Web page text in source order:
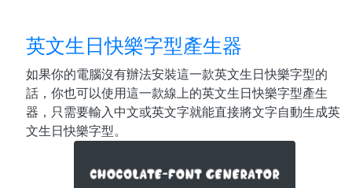
英文生日快樂字型產生器
如果你的電腦沒有辦法安裝這一款英文生日快樂字型的
話，你也可以使用這一款線上的英文生日快樂字型產生
器，只需要輸入中文或英文字就能直接將文字自動生成英
文生日快樂字型。